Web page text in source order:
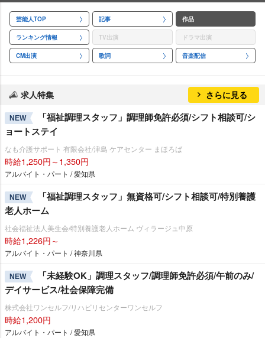
芸能人TOP 記事 作品
ランキング情報 TV出演 ドラマ出演
CM出演 歌詞 音楽配信
求人特集 さらに見る
NEW
「福祉調理スタッフ」調理師免許必須/シフト相談可/シ
ョートステイ
なも介護サポート 有限会社/津島 ケアセンター まほろば
時給1,250円～1,350円
アルバイト・パート / 愛知県
NEW
「福祉調理スタッフ」無資格可/シフト相談可/特別養護
老人ホーム
社会福祉法人美生会/特別養護老人ホーム ヴィラージュ中原
時給1,226円～
アルバイト・パート / 神奈川県
NEW
「未経験OK」調理スタッフ/調理師免許必須/午前のみ/
デイサービス/社会保障完備
株式会社ワンセルフ/リハビリセンターワンセルフ
時給1,200円
アルバイト・パート / 愛知県